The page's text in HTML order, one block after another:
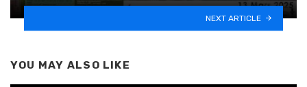
NEXT ARTICLE
YOU MAY ALSO LIKE